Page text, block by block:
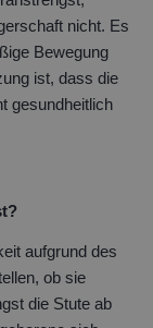
nicht. Es
Bewegung
ist, dass die
gesundheitlich
aufgrund des
ob sie
die Stute ab